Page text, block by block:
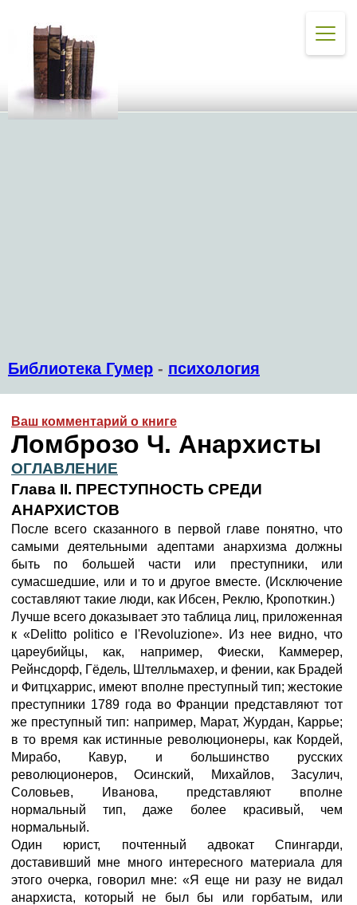
Библиотека Гумер - психология
Ваш комментарий о книге
Ломброзо Ч. Анархисты
ОГЛАВЛЕНИЕ
Глава II. ПРЕСТУПНОСТЬ СРЕДИ
АНАРХИСТОВ
После всего сказанного в первой главе понятно, что
самыми деятельными адептами анархизма должны
быть по большей части или преступники, или
сумасшедшие, или и то и другое вместе. (Исключение
составляют такие люди, как Ибсен, Реклю, Кропоткин.)
Лучше всего доказывает это таблица лиц, приложенная
к «Delitto politico e l'Rеvоluzione». Из нее видно, что
цареубийцы, как, например, Фиески, Каммерер,
Рейнсдорф, Гёдель, Штелльмахер, и фении, как Брадей
и Фитцхаррис, имеют вполне преступный тип; жестокие
преступники 1789 года во Франции представляют тот
же преступный тип: например, Марат, Журдан, Каррье;
в то время как истинные революционеры, как Кордей,
Мирабо, Кавур, и большинство русских
революционеров, Осинский, Михайлов, Засулич,
Соловьев, Иванова, представляют вполне
нормальный тип, даже более красивый, чем
нормальный.
Один юрист, почтенный адвокат Спингарди,
доставивший мне много интересного материала для
этого очерка, говорил мне: «Я еще ни разу не видал
анархиста, который не был бы или горбатым, или